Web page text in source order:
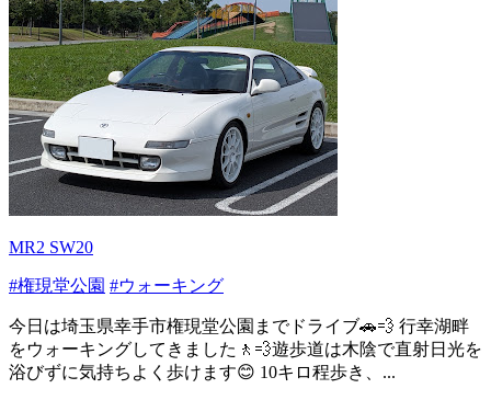
MR2 SW20
#権現堂公園 #ウォーキング
今日は埼玉県幸手市権現堂公園までドライブ🚗💨 行幸湖畔
をウォーキングしてきました🚶💨遊歩道は木陰で直射日光を
浴びずに気持ちよく歩けます😊 10キロ程歩き、...